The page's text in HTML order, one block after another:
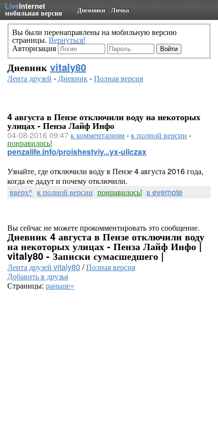
LiveInternet
мобильная версия Дневники Личка
Вы были перенаправлены на мобильную версию
страницы. Вернуться!
Авторизация
Дневник vitaly80
Лента друзей -Дневник-Полная версия
4 августа в Пензе отключили воду на некоторых
улицах - Пенза Лайф Инфо
04-08-2016 09:47к комментариям-к полной версии -
понравилось!
penzalife.info/proishestviy...yx-uliczax
Узнайте, где отключили воду в Пензе 4 августа 2016 года,
когда ее дадут и почему отключили.
вверх^ к полной версии понравилось! в evernote
Вы сейчас не можете прокомментировать это сообщение.
Дневник 4 августа в Пензе отключили воду
на некоторых улицах - Пенза Лайф Инфо |
vitaly80 - Записки сумасшедшего |
Лента друзей vitaly80 /Полная версия
Добавить в друзья
Страницы: раньше»